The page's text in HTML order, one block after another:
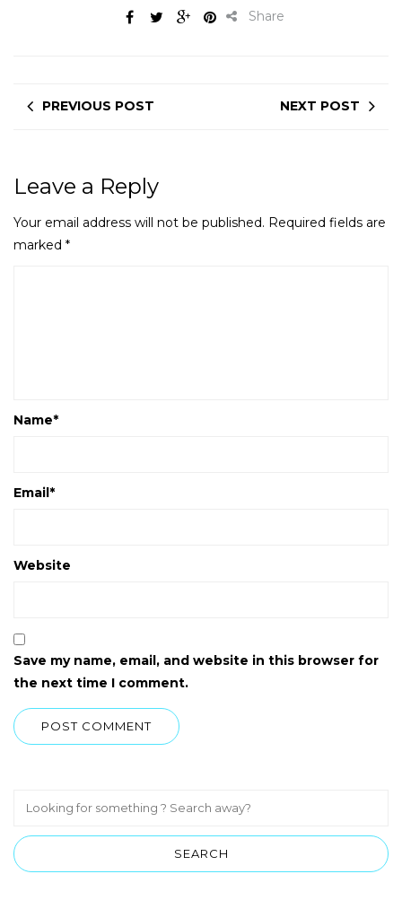
Share
PREVIOUS POST NEXT POST
Leave a Reply
Your email address will not be published. Required fields are
marked *
Name*
Email*
Website
Save my name, email, and website in this browser for
the next time I comment.